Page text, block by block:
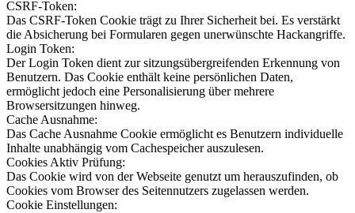
CSRF-Token:
Das CSRF-Token Cookie trägt zu Ihrer Sicherheit bei. Es verstärkt
die Absicherung bei Formularen gegen unerwünschte Hackangriffe.
Login Token:
Der Login Token dient zur sitzungsübergreifenden Erkennung von
Benutzern. Das Cookie enthält keine persönlichen Daten,
ermöglicht jedoch eine Personalisierung über mehrere
Browsersitzungen hinweg.
Cache Ausnahme:
Das Cache Ausnahme Cookie ermöglicht es Benutzern individuelle
Inhalte unabhängig vom Cachespeicher auszulesen.
Cookies Aktiv Prüfung:
Das Cookie wird von der Webseite genutzt um herauszufinden, ob
Cookies vom Browser des Seitennutzers zugelassen werden.
Cookie Einstellungen: